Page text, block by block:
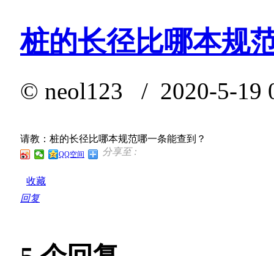
桩的长径比哪本规
© neol123 / 2020-5-
请教：桩的长径比哪本规范哪一条能查到？
分享至 :
QQ空间
收藏
回复